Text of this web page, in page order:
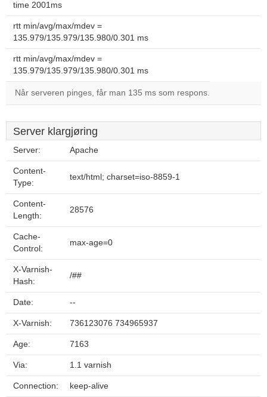
time 2001ms
rtt min/avg/max/mdev =
135.979/135.979/135.980/0.301 ms
rtt min/avg/max/mdev =
135.979/135.979/135.980/0.301 ms
Når serveren pinges, får man 135 ms som respons.
Server klargjøring
Server: Apache
Content-
Type:
text/html; charset=iso-8859-1
Content-
Length:
28576
Cache-
Control:
max-age=0
X-Varnish-
Hash:
/##
Date: --
X-Varnish: 736123076 734965937
Age: 7163
Via: 1.1 varnish
Connection: keep-alive